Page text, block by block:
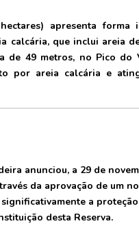
apresenta
calcária, que inclui areia
de 49 metros, no Pico
por areia calcária e
anunciou, a 29 de
da aprovação de um
a
desta Reserva.